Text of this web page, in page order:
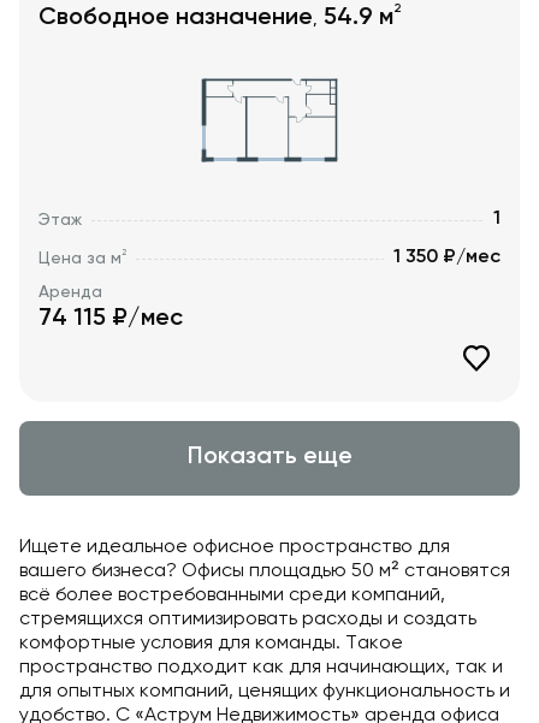
Свободное назначение, 54.9 м2
Этаж 1
Цена за м2 1 350 ₽/мес
Аренда
74 115 ₽/мес
Показать еще
Ищете идеальное офисное пространство для
вашего бизнеса? Офисы площадью 50 м² становятся
всё более востребованными среди компаний,
стремящихся оптимизировать расходы и создать
комфортные условия для команды. Такое
пространство подходит как для начинающих, так и
для опытных компаний, ценящих функциональность и
удобство. С «Аструм Недвижимость» аренда офиса